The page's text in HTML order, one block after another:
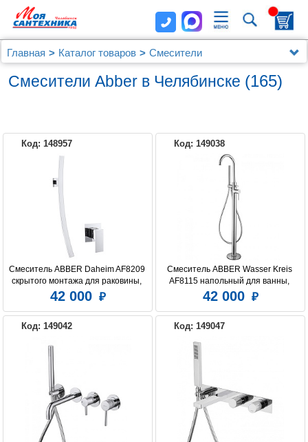
Главная Каталог товаров
Смесители
Смесители Abber
Смесители Abber в Челябинске (165)
Код: 148957
Смеситель ABBER Daheim AF8209
скрытого монтажа для раковины,
хром
42 000
Код: 149038
Смеситель ABBER Wasser Kreis
AF8115 напольный для ванны,
хром
42 000
Код: 149042 Код: 149047